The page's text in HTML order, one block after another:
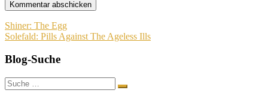
Beitragsnavigation
Shiner: The Egg
Solefald: Pills Against The Ageless Ills
Blog-Suche
Suche
nach: